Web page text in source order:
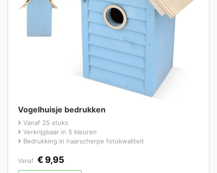
Vogelhuisje bedrukken
Vanaf 25 stuks
Verkrijgbaar in 5 kleuren
Bedrukking in haarscherpe fotokwaliteit
Vanaf € 9,95